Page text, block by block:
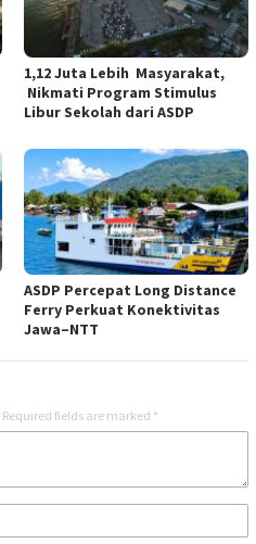
1,12 Juta Lebih Masyarakat,
Nikmati Program Stimulus
Libur Sekolah dari ASDP
ASDP Percepat Long Distance
Ferry Perkuat Konektivitas
Jawa–NTT
Required fields are marked *